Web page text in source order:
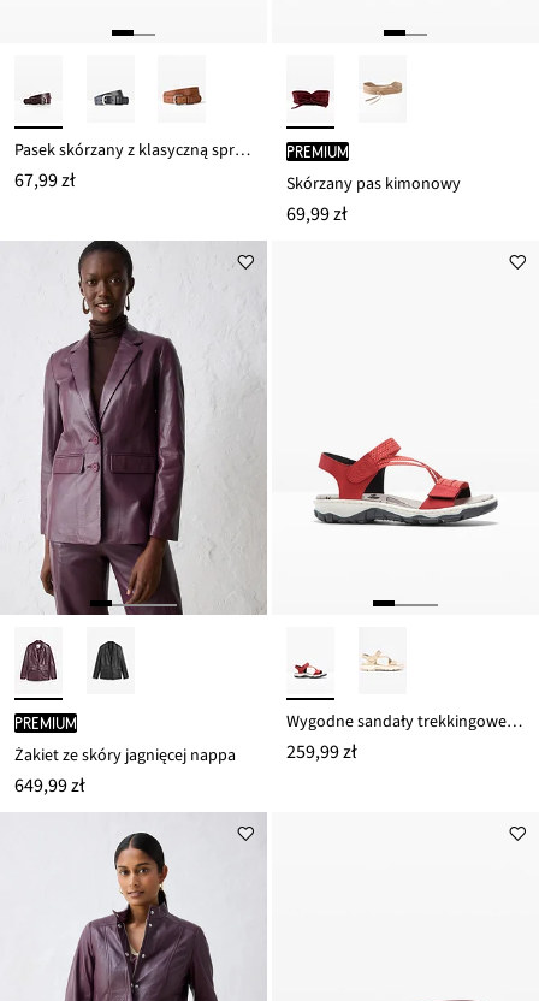
Pasek skórzany z klasyczną sprzączką
67,99 zł
PREMIUM
Skórzany pas kimonowy
69,99 zł
PREMIUM
Żakiet ze skóry jagnięcej nappa
649,99 zł
Wygodne sandały trekkingowe Rieker z elastycznymi paskami
259,99 zł